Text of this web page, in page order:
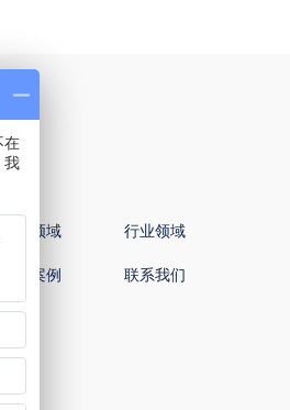
专业领域 行业领域
国樽案例 联系我们
在
我